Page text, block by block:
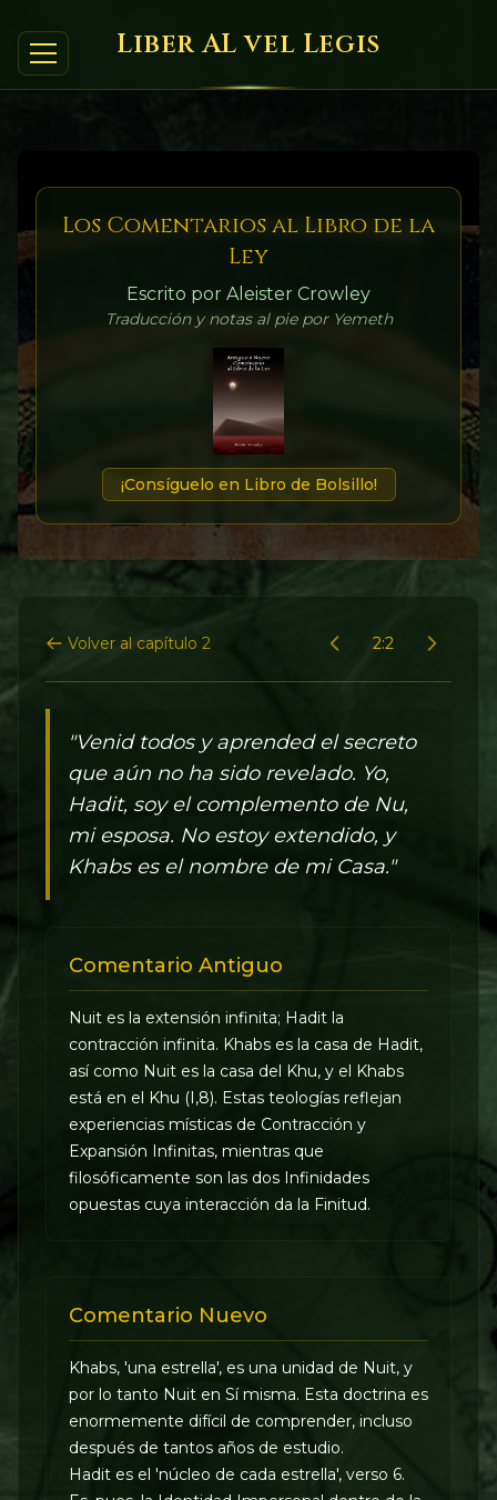
Liber AL vel Legis
Los Comentarios al Libro de la
Ley
Escrito por Aleister Crowley
Traducción y notas al pie por Yemeth
¡Consíguelo en Libro de Bolsillo!
Volver al capítulo 2 2:2
"Venid todos y aprended el secreto
que aún no ha sido revelado. Yo,
Hadit, soy el complemento de Nu,
mi esposa. No estoy extendido, y
Khabs es el nombre de mi Casa."
Comentario Antiguo
Nuit es la extensión infinita; Hadit la
contracción infinita. Khabs es la casa de Hadit,
así como Nuit es la casa del Khu, y el Khabs
está en el Khu (I,8). Estas teologías reflejan
experiencias místicas de Contracción y
Expansión Infinitas, mientras que
filosóficamente son las dos Infinidades
opuestas cuya interacción da la Finitud.
Comentario Nuevo
Khabs, 'una estrella', es una unidad de Nuit, y
por lo tanto Nuit en Sí misma. Esta doctrina es
enormemente difícil de comprender, incluso
después de tantos años de estudio.
Hadit es el 'núcleo de cada estrella', verso 6.